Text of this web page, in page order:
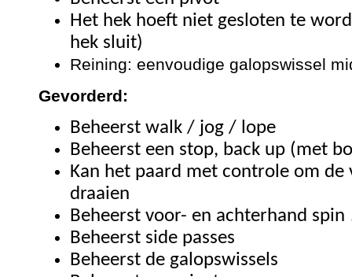
Het hek hoeft niet gesloten te
hek sluit)
Reining: eenvoudige galopswissel
Gevorderd:
Beheerst walk / jog / lope
Beheerst een stop, back up (met
Kan het paard met controle om de
draaien
Beheerst voor- en achterhand spin
Beheerst side passes
Beheerst de galopswissels